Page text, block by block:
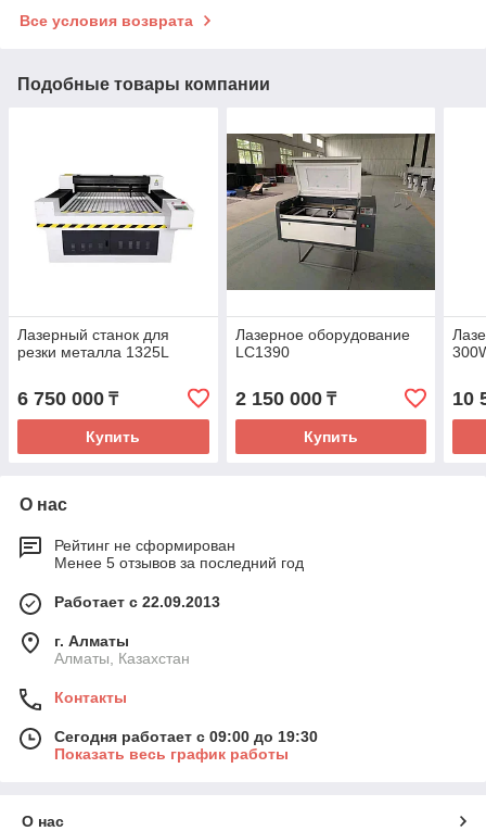
Все условия возврата
Подобные товары компании
Лазерный станок для
резки металла 1325L
6 750 000 ₸
Купить
Лазерное оборудование
LC1390
2 150 000₸
Купить
10
О нас
Рейтинг не сформирован
Менее 5 отзывов за последний год
Работает с 22.09.2013
г. Алматы
Алматы, Казахстан
Контакты
Сегодня работает с 09:00 до 19:30
Показать весь график работы
О нас